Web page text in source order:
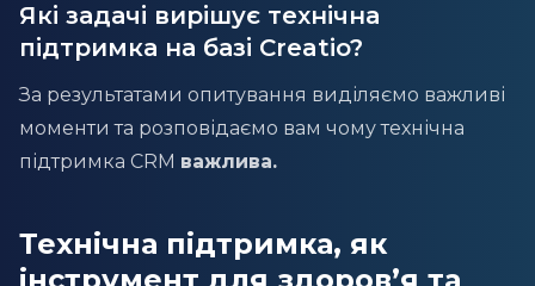
Які задачі вирішує технічна
підтримка на базі Creatio?
За результатами опитування виділяємо важливі
моменти та розповідаємо вам чому технічна
підтримка CRM важлива.
Технічна підтримка, як